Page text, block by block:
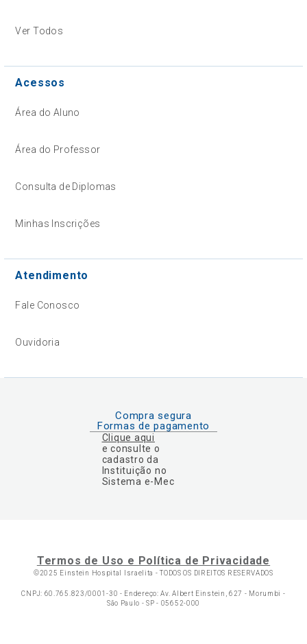
Ver Todos
Acessos
Área do Aluno
Área do Professor
Consulta de Diplomas
Minhas Inscrições
Atendimento
Fale Conosco
Ouvidoria
Compra segura
Formas de pagamento
Clique aqui
e consulte o
cadastro da
Instituição no
Sistema e-Mec
Termos de Uso e Política de Privacidade
©2025 Einstein Hospital Israelita -TODOS OS DIREITOS RESERVADOS
CNPJ: 60.765.823/0001-30 - Endereço: Av. Albert Einstein, 627 - Morumbi -
São Paulo - SP - 05652-000